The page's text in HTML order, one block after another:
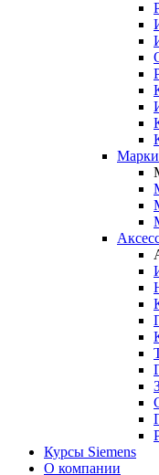
Курсы Siemens
О компании